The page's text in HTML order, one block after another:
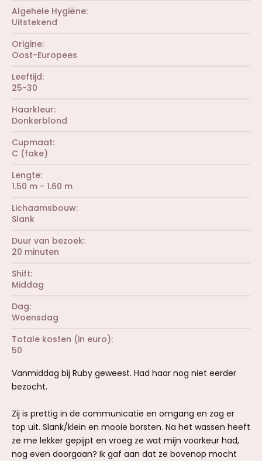
r
e
Algehele Hygiëne
Uitstekend
Origine
Oost-Europees
Leeftijd
25-30
Haarkleur
Donkerblond
Cupmaat
C (fake)
Lengte
1.50 m - 1.60 m
Lichaamsbouw
Slank
Duur van bezoek
20 minuten
Shift
Middag
Dag
Woensdag
Totale kosten (in euro)
50
Vanmiddag bij Ruby geweest. Had haar nog niet eerder
bezocht.
Zij is prettig in de communicatie en omgang en zag er
top uit. Slank/klein en mooie borsten. Na het wassen heeft
ze me lekker gepijpt en vroeg ze wat mijn voorkeur had,
nog even doorgaan? Ik gaf aan dat ze bovenop mocht